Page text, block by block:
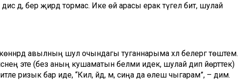
дисә дә, бер җирдә тормас. Ике өй арасы ерак түгел бит, шулай
авылның шул очындагы туганнарыма хәл белергә төштем.
эте (без аның кушаматын белми идек, шулай дип йөрттек)
ризык бар иде, “Кил, әйдә, мә, сиңа да өлеш чыгарам”, – дим.